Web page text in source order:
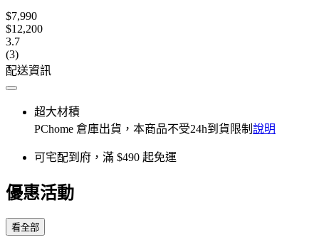
$7,990
$12,200
3.7
(3)
配送資訊
超大材積
PChome 倉庫出貨，本商品不受24h到貨限制 說明
可宅配到府，滿 $490 起免運
優惠活動
看全部